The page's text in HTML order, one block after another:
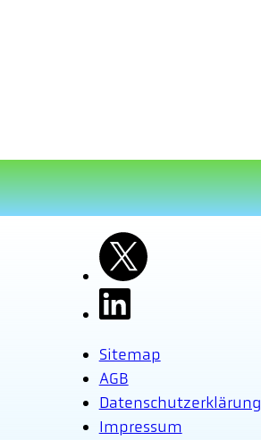
Sitemap
AGB
Datenschutzerklärung
Impressum